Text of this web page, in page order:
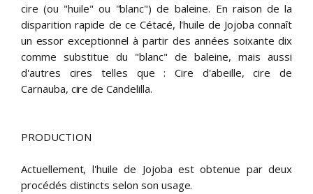
cire (ou "huile" ou "blanc") de baleine. En raison de la
disparition rapide de ce Cétacé, l'huile de Jojoba connaît
un essor exceptionnel à partir des années soixante dix
comme substitue du "blanc" de baleine, mais aussi
d'autres cires telles que : Cire d'abeille, cire de
Carnauba, cire de Candelilla.
PRODUCTION
Actuellement, l'huile de Jojoba est obtenue par deux
procédés distincts selon son usage.